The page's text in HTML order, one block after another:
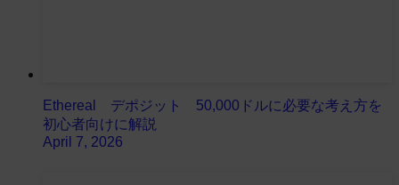
Ethereal デポジット 50,000ドルに必要な考え方を
初心者向けに解説
April 7, 2026